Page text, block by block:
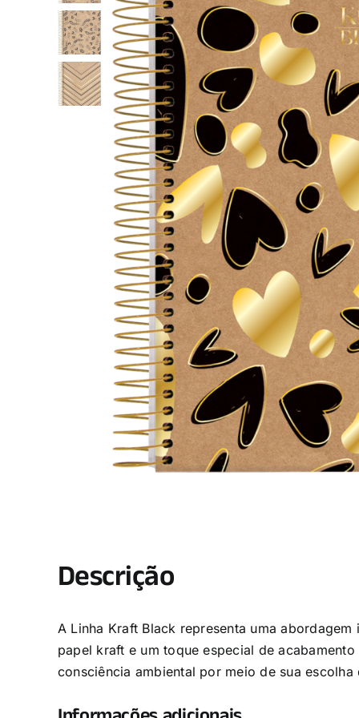
Descrição
A Linha Kraft Black representa uma
papel kraft e um toque especial de
consciência ambiental por meio de sua